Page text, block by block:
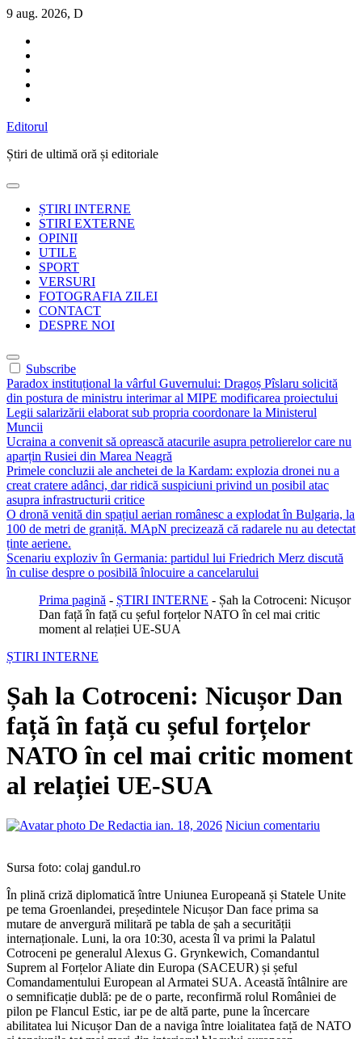
Sari
conținut
9 aug. 2026, D
Editorul
Știri de ultimă oră și editoriale
ȘTIRI INTERNE
STIRI EXTERNE
OPINII
UTILE
SPORT
VERSURI
FOTOGRAFIA ZILEI
CONTACT
DESPRE NOI
Subscribe
Paradox instituțional la vârful Guvernului: Dragoș Pîslaru solicită
din postura de ministru interimar al MIPE modificarea proiectului
Legii salarizării elaborat sub propria coordonare la Ministerul
Muncii
Ucraina a convenit să oprească atacurile asupra petrolierelor care nu
aparțin Rusiei din Marea Neagră
Primele concluzii ale anchetei de la Kardam: explozia dronei nu a
creat cratere adânci, dar ridică suspiciuni privind un posibil atac
asupra infrastructurii critice
O dronă venită din spațiul aerian românesc a explodat în Bulgaria, la
100 de metri de graniță. MApN precizează că radarele nu au detectat
ținte aeriene.
Scenariu exploziv în Germania: partidul lui Friedrich Merz discută
în culise despre o posibilă înlocuire a cancelarului
Prima pagină - ȘTIRI INTERNE - Șah la Cotroceni: Nicușor
Dan față în față cu șeful forțelor NATO în cel mai critic
moment al relației UE-SUA
ȘTIRI INTERNE
Șah la Cotroceni: Nicușor Dan
față în față cu șeful forțelor
NATO în cel mai critic moment
al relației UE-SUA
De Redactia ian. 18, 2026 Niciun comentariu
Sursa foto: colaj gandul.ro
În plină criză diplomatică între Uniunea Europeană și Statele Unite
pe tema Groenlandei, președintele Nicușor Dan face prima sa
mutare de anvergură militară pe tabla de șah a securității
internaționale. Luni, la ora 10:30, acesta îl va primi la Palatul
Cotroceni pe generalul Alexus G. Grynkewich, Comandantul
Suprem al Forțelor Aliate din Europa (SACEUR) și șeful
Comandamentului European al Armatei SUA. Această întâlnire are
o semnificație dublă: pe de o parte, reconfirmă rolul României de
pilon pe Flancul Estic, iar pe de altă parte, pune la încercare
abilitatea lui Nicușor Dan de a naviga între loialitatea față de NATO